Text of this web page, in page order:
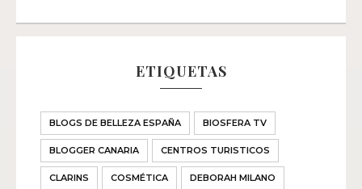
ETIQUETAS
BLOGS DE BELLEZA ESPAÑA BIOSFERA TV
BLOGGER CANARIA CENTROS TURISTICOS
CLARINS COSMÉTICA DEBORAH MILANO